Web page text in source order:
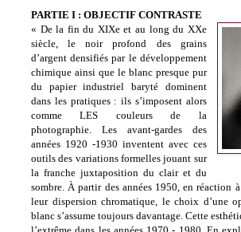
PARTIE I : OBJECTIF CONTRASTE
« De la fin du XIXe et au long du XXe
siècle, le noir profond des grains
d’argent densifiés par le développement
chimique ainsi que le blanc presque pur
du papier industriel baryté dominent
dans les pratiques : ils s’imposent alors
comme LES couleurs de la
photographie. Les avant-gardes des
années 1920 -1930 inventent avec ces
outils des variations formelles jouant sur
la franche juxtaposition du clair et du
sombre. À partir des années 1950, en réaction
leur dispersion chromatique, le choix d’une
blanc s’assume toujours davantage. Cette